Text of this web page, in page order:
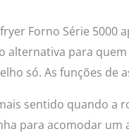
Forno Série 5000
alternativa para
só. As funções de
sentido quando a
para acomodar um